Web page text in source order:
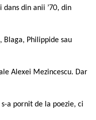
din anii ’70, din
Blaga, Philippide sau
Alexei Mezincescu. Dar
a pornit de la poezie, ci